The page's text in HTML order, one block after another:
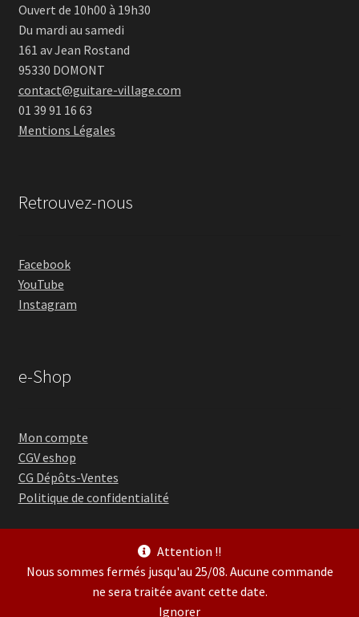
Attention !!
Nous sommes fermés jusqu'au 25/08. Aucune commande
ne sera traitée avant cette date.
Ignorer
Ouvert de 10h00 à 19h30
Du mardi au samedi
161 av Jean Rostand
95330 DOMONT
contact@guitare-village.com
01 39 91 16 63
Mentions Légales
Retrouvez-nous
Facebook
YouTube
Instagram
e-Shop
Mon compte
CGV eshop
CG Dépôts-Ventes
Politique de confidentialité
© Guitare Village 2026